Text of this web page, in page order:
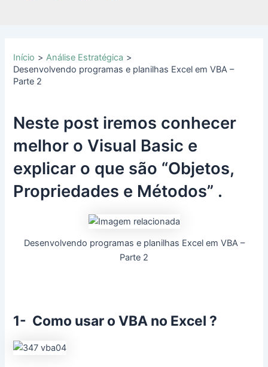
Início
Análise Estratégica
Desenvolvendo programas e planilhas Excel em VBA –
Parte 2
Neste post iremos conhecer
melhor o Visual Basic e
explicar o que são “Objetos,
Propriedades e Métodos” .
Desenvolvendo programas e planilhas Excel em VBA –
Parte 2
1- Como usar o VBA no Excel ?